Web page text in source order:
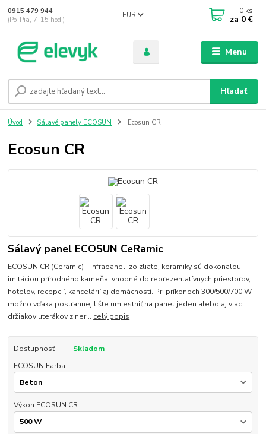
Menu
EUR
Hľadať
0915 479 944
(Po-Pia, 7-15 hod.)
0 ks
za 0 €
Úvod Sálavé panely ECOSUN Ecosun CR
Ecosun CR
Sálavý panel ECOSUN CeRamic
ECOSUN CR (Ceramic) - infrapaneli zo zliatej keramiky sú dokonalou
imitáciou prírodného kameňa, vhodné do reprezentatívnych priestorov,
hotelov, recepcií, kancelárií aj domácností. Pri príkonoch 300/500/700 W
možno vďaka postrannej lište umiestniť na panel jeden alebo aj viac
držiakov uterákov z ner... celý popis
Dostupnosť
Skladom
ECOSUN Farba
Výkon ECOSUN CR